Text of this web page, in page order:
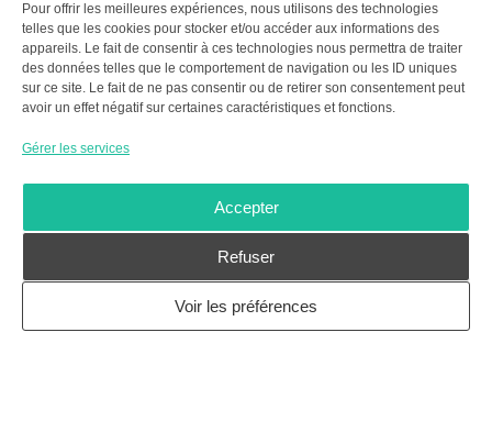
Pour offrir les meilleures expériences, nous utilisons des technologies
telles que les cookies pour stocker et/ou accéder aux informations des
appareils. Le fait de consentir à ces technologies nous permettra de traiter
des données telles que le comportement de navigation ou les ID uniques
sur ce site. Le fait de ne pas consentir ou de retirer son consentement peut
avoir un effet négatif sur certaines caractéristiques et fonctions.
Gérer les services
Accepter
Refuser
Voir les préférences
2015 – PARIS
2017 – SENS / JOIGNY
2019 – CHÂTELLERAULT
2021 – LA ROCHELLE
2023 – MARTEL
2025 – POUILLY-LES-FEURS
À PROPOS DU GR.GA
LeGroupe de Recherche en Graffitologie Ancienne,
, est une association de bénévoles sans but
lucratif née à la suite d’une assemblée générale constitutive